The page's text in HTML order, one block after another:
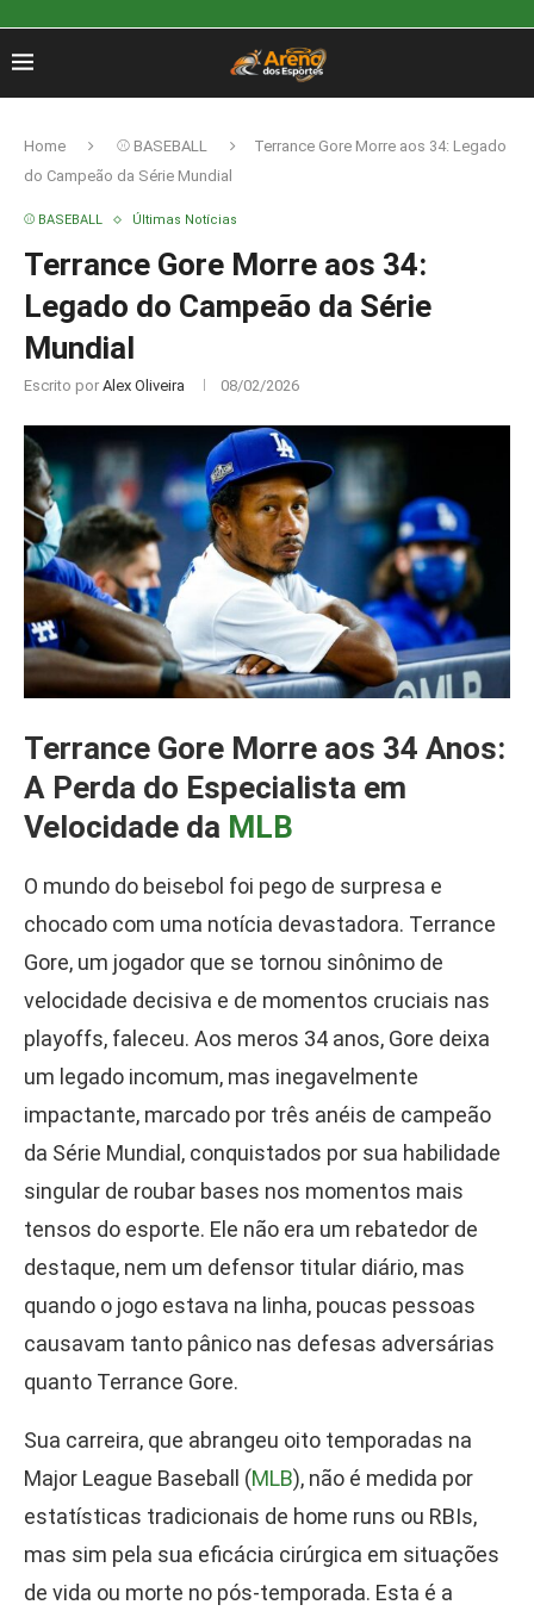
Home ⚾ BASEBALL
Terrance Gore Morre aos 34: Legado
do Campeão da Série Mundial
⚾ BASEBALL Últimas Notícias
Terrance Gore Morre aos 34:
Legado do Campeão da Série
Mundial
Escrito por Alex Oliveira 08/02/2026
Terrance Gore Morre aos 34 Anos:
A Perda do Especialista em
Velocidade da MLB
O mundo do beisebol foi pego de surpresa e
chocado com uma notícia devastadora. Terrance
Gore, um jogador que se tornou sinônimo de
velocidade decisiva e de momentos cruciais nas
playoffs, faleceu. Aos meros 34 anos, Gore deixa
um legado incomum, mas inegavelmente
impactante, marcado por três anéis de campeão
da Série Mundial, conquistados por sua habilidade
singular de roubar bases nos momentos mais
tensos do esporte. Ele não era um rebatedor de
destaque, nem um defensor titular diário, mas
quando o jogo estava na linha, poucas pessoas
causavam tanto pânico nas defesas adversárias
quanto Terrance Gore.
Sua carreira, que abrangeu oito temporadas na
Major League Baseball (MLB), não é medida por
estatísticas tradicionais de home runs ou RBIs,
mas sim pela sua eficácia cirúrgica em situações
de vida ou morte no pós-temporada. Esta é a